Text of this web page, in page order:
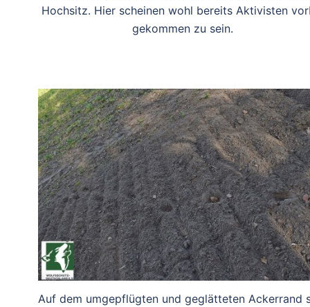
Hochsitz. Hier scheinen wohl bereits Aktivisten
gekommen zu sein.
Auf dem umgepflügten und geglätteten Ackerrand